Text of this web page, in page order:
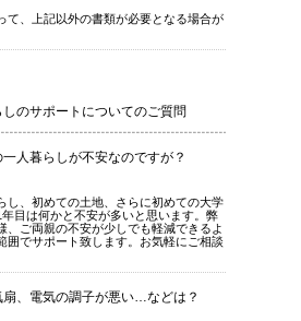
て、上記以外の書類が必要となる場合が
のサポートについてのご質問
人暮らしが不安なのですが？
し、初めての土地、さらに初めての大学
目は何かと不安が多いと思います。弊
、ご両親の不安が少しでも軽減できるよ
囲でサポート致します。お気軽にご相談
扇、電気の調子が悪い…などは？